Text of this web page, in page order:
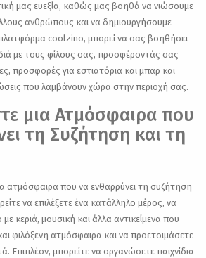
μας ευεξία, καθώς μας βοηθά να νιώσουμε
ανθρώπους και να δημιουργήσουμε
πλατφόρμα coolzino, μπορεί να σας βοηθήσει
με τους φίλους σας, προσφέροντάς σας
προσφορές για εστιατόρια και μπαρ και
που λαμβάνουν χώρα στην περιοχή σας.
μια Ατμόσφαιρα που
τη Συζήτηση και τη
ατμόσφαιρα που να ενθαρρύνει τη συζήτηση
να επιλέξετε ένα κατάλληλο μέρος, να
κεριά, μουσική και άλλα αντικείμενα που
φιλόξενη ατμόσφαιρα και να προετοιμάσετε
Επιπλέον, μπορείτε να οργανώσετε παιχνίδια